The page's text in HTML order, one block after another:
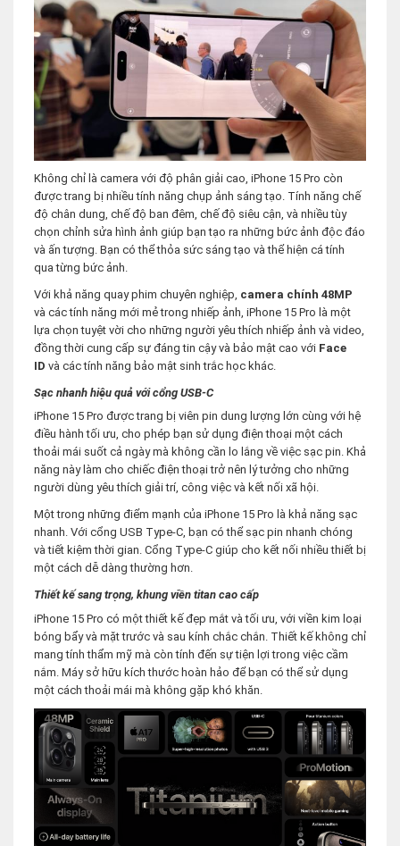
Không chỉ là camera với độ phân giải cao, iPhone 15 Pro còn
được trang bị nhiều tính năng chụp ảnh sáng tạo. Tính năng chế
độ chân dung, chế độ ban đêm, chế độ siêu cận, và nhiều tùy
chọn chỉnh sửa hình ảnh giúp bạn tạo ra những bức ảnh độc đáo
và ấn tượng. Bạn có thể thỏa sức sáng tạo và thể hiện cá tính
qua từng bức ảnh.
Với khả năng quay phim chuyên nghiệp, camera chính 48MP
và các tính năng mới mẻ trong nhiếp ảnh, iPhone 15 Pro là một
lựa chọn tuyệt vời cho những người yêu thích nhiếp ảnh và video,
đồng thời cung cấp sự đáng tin cậy và bảo mật cao với Face
ID và các tính năng bảo mật sinh trắc học khác.
Sạc nhanh hiệu quả với cổng USB-C
iPhone 15 Pro được trang bị viên pin dung lượng lớn cùng với hệ
điều hành tối ưu, cho phép bạn sử dụng điện thoại một cách
thoải mái suốt cả ngày mà không cần lo lắng về việc sạc pin. Khả
năng này làm cho chiếc điện thoại trở nên lý tưởng cho những
người dùng yêu thích giải trí, công việc và kết nối xã hội.
Một trong những điểm mạnh của iPhone 15 Pro là khả năng sạc
nhanh. Với cổng USB Type-C, bạn có thể sạc pin nhanh chóng
và tiết kiệm thời gian. Cổng Type-C giúp cho kết nối nhiều thiết bị
một cách dễ dàng thường hơn.
Thiết kế sang trọng, khung viền titan cao cấp
iPhone 15 Pro có một thiết kế đẹp mắt và tối ưu, với viền kim loại
bóng bẩy và mặt trước và sau kính chắc chắn. Thiết kế không chỉ
mang tính thẩm mỹ mà còn tính đến sự tiện lợi trong việc cầm
nắm. Máy sở hữu kích thước hoàn hảo để bạn có thể sử dụng
một cách thoải mái mà không gặp khó khăn.